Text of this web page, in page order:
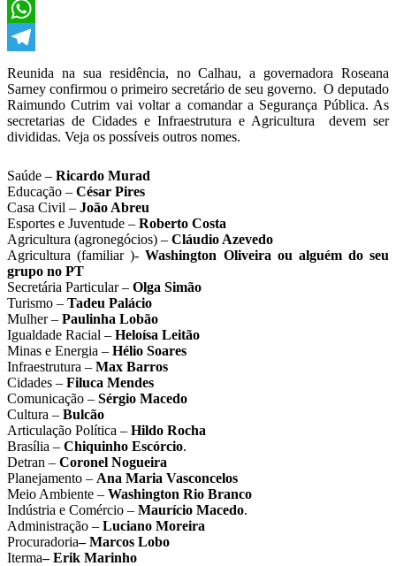
X
WhatsApp
Telegram
Reunida na sua residência, no Calhau, a governadora Roseana
Sarney confirmou o primeiro secretário de seu governo. O deputado
Raimundo Cutrim vai voltar a comandar a Segurança Pública. As
secretarias de Cidades e Infraestrutura e Agricultura devem ser
divididas. Veja os possíveis outros nomes.
Saúde – Ricardo Murad
Educação – César Pires
Casa Civil – João Abreu
Esportes e Juventude – Roberto Costa
Agricultura (agronegócios) – Cláudio Azevedo
Agricultura (familiar )-Washington Oliveira ou alguém do seu
grupo no PT
Secretária Particular – Olga Simão
Turismo – Tadeu Palácio
Mulher – Paulinha Lobão
Igualdade Racial – Heloísa Leitão
Minas e Energia – Hélio Soares
Infraestrutura – Max Barros
Cidades – Filuca Mendes
Comunicação – Sérgio Macedo
Cultura – Bulcão
Articulação Política – Hildo Rocha
Brasília – Chiquinho Escórcio.
Detran – Coronel Nogueira
Planejamento – Ana Maria Vasconcelos
Meio Ambiente – Washington Rio Branco
Indústria e Comércio – Maurício Macedo.
Administração – Luciano Moreira
Procuradoria– Marcos Lobo
Iterma– Erik Marinho